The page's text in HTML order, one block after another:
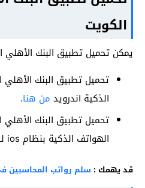
الكويت
يمكن تحميل تطبيق البنك الأهلي
تحميل تطبيق البنك الأهلي
الذكية اندرويد من هنا.
تحميل تطبيق البنك الأهلي
الهواتف الذكية بنظام ios للآيفون
قد يهمك : سلم رواتب المحاسبين